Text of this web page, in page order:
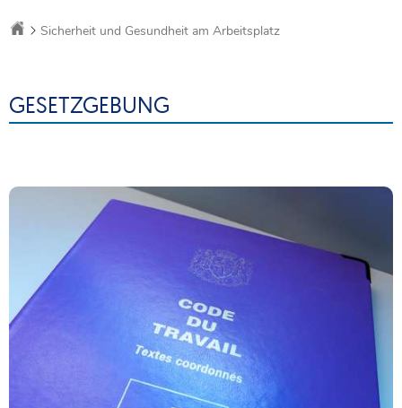
Startseite
Sicherheit und Gesundheit am Arbeitsplatz
GESETZGEBUNG